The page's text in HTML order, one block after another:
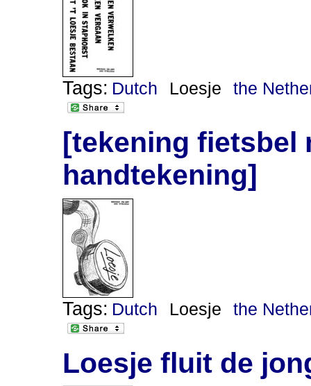
Tags: Dutch Loesje the
[tekening fietsbel
handtekening]
Tags: Dutch Loesje the
Loesje fluit de